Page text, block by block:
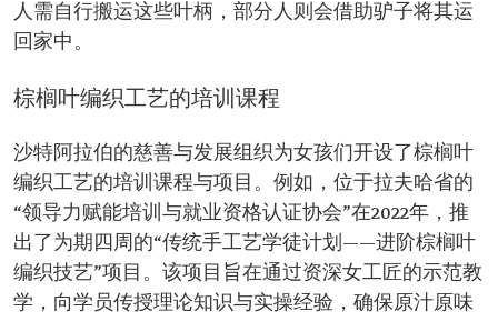
人需自行搬运这些叶柄，部分人则会借助驴子将其运
回家中。
棕榈叶编织工艺的培训课程
沙特阿拉伯的慈善与发展组织为女孩们开设了棕榈叶
编织工艺的培训课程与项目。例如，位于拉夫哈省的
“领导力赋能培训与就业资格认证协会”在2022年，推
出了为期四周的“传统手工艺学徒计划——进阶棕榈叶
编织技艺”项目。该项目旨在通过资深女工匠的示范教
学，向学员传授理论知识与实操经验，确保原汁原味